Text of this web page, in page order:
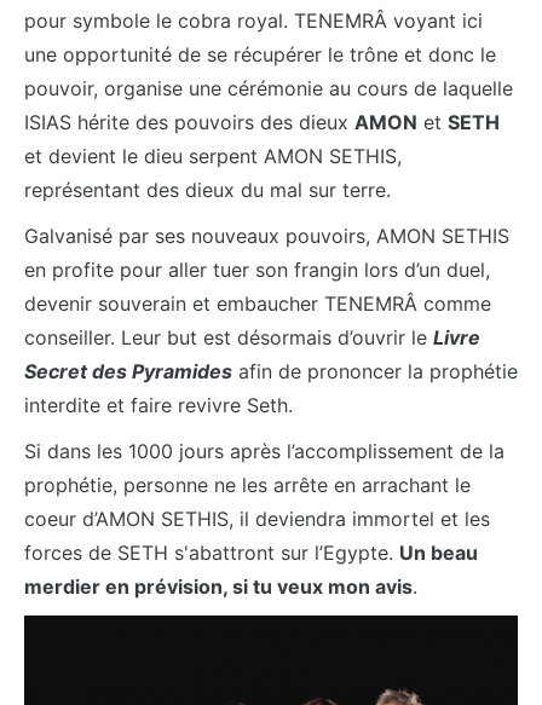
pour symbole le cobra royal. TENEMRÂ voyant ici
une opportunité de se récupérer le trône et donc le
pouvoir, organise une cérémonie au cours de laquelle
ISIAS hérite des pouvoirs des dieux AMON et SETH
et devient le dieu serpent AMON SETHIS,
représentant des dieux du mal sur terre.
Galvanisé par ses nouveaux pouvoirs, AMON SETHIS
en profite pour aller tuer son frangin lors d’un duel,
devenir souverain et embaucher TENEMRÂ comme
conseiller. Leur but est désormais d’ouvrir le Livre
Secret des Pyramides afin de prononcer la prophétie
interdite et faire revivre Seth.
Si dans les 1000 jours après l’accomplissement de la
prophétie, personne ne les arrête en arrachant le
coeur d’AMON SETHIS, il deviendra immortel et les
forces de SETH s'abattront sur l’Egypte. Un beau
merdier en prévision, si tu veux mon avis.